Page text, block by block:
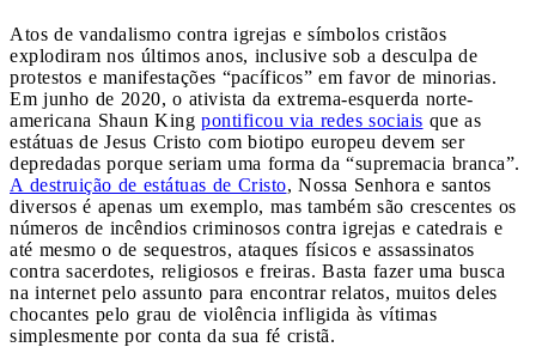
Atos de vandalismo contra igrejas e símbolos cristãos
explodiram nos últimos anos, inclusive sob a desculpa de
protestos e manifestações “pacíficos” em favor de minorias.
Em junho de 2020, o ativista da extrema-esquerda norte-
americana Shaun King pontificou via redes sociais que as
estátuas de Jesus Cristo com biotipo europeu devem ser
depredadas porque seriam uma forma da “supremacia branca”.
A destruição de estátuas de Cristo, Nossa Senhora e santos
diversos é apenas um exemplo, mas também são crescentes os
números de incêndios criminosos contra igrejas e catedrais e
até mesmo o de sequestros, ataques físicos e assassinatos
contra sacerdotes, religiosos e freiras. Basta fazer uma busca
na internet pelo assunto para encontrar relatos, muitos deles
chocantes pelo grau de violência infligida às vítimas
simplesmente por conta da sua fé cristã.